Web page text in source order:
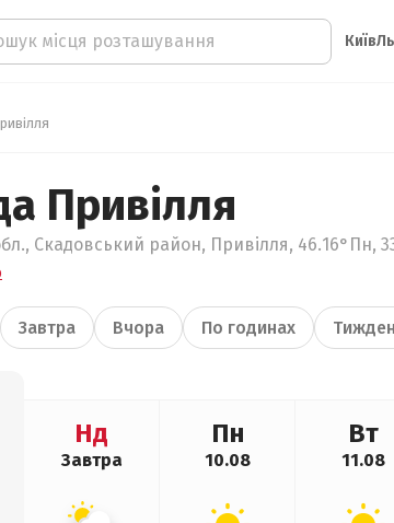
Київ
Привілля
Скадовський район, Привілля, 46.16°Пн,
Завтра Вчора По годинах
Нд
Завтра
Пн
10.08
Вт
11.08